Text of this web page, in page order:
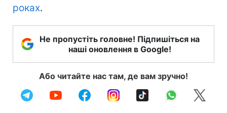
роках.
Не пропустіть головне! Підпишіться на
наші оновлення в Google!
Або читайте нас там, де вам зручно!